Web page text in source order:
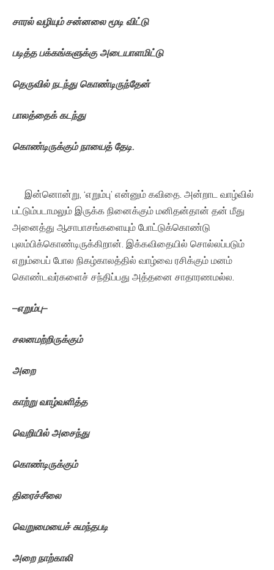
சாரல் வழியும் சன்னலை மூடி விட்டு
படித்த பக்கங்களுக்கு அடையாளமிட்டு
தெருவில் நடந்து கொண்டிருந்தேன்
பாலத்தைக் கடந்து
கொண்டிருக்கும் நாயைத் தேடி.
இன்னொன்று, ‘எறும்பு’ என்னும் கவிதை. அன்றாட வாழ்வில்
பட்டும்படாமலும் இருக்க நினைக்கும் மனிதன்தான் தன் மீது
அனைத்து ஆசாபாசங்களையும் போட்டுக்கொண்டு
புலம்பிக்கொண்டிருக்கிறான். இக்கவிதையில் சொல்லப்படும்
எறும்பைப் போல நிகழ்காலத்தில் வாழ்வை ரசிக்கும் மனம்
கொண்டவர்களைச் சந்திப்பது அத்தனை சாதாரணமல்ல.
–எறும்பு–
சலனமற்றிருக்கும்
அறை
காற்று வாழ்வளித்த
வெறியில் அசைந்து
கொண்டிருக்கும்
திரைச்சீலை
வெறுமையைச் சுமந்தபடி
அறை நாற்காலி